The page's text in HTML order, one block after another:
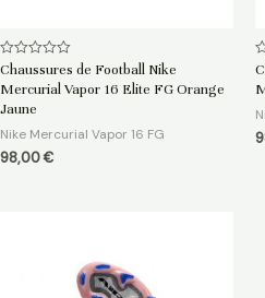
Note
sur
5
Chaussures de Football Nike
Mercurial Vapor 16 Elite FG Orange
Jaune
Nike Mercurial Vapor 16 FG
98,00€